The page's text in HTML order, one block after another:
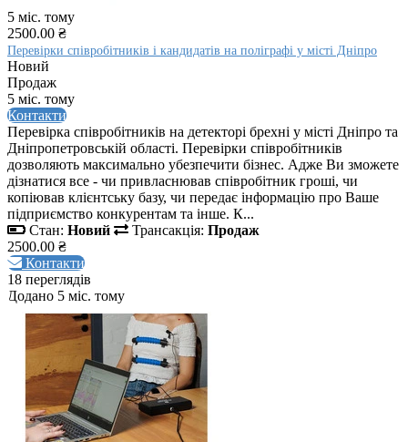
5 міс. тому
2500.00 ₴
Перевірки співробітників і кандидатів на поліграфі у місті Дніпро
Новий
Продаж
5 міс. тому
Контакти
Перевірка співробітників на детекторі брехні у місті Дніпро та
Дніпропетровській області. Перевірки співробітників
дозволяють максимально убезпечити бізнес. Адже Ви зможете
дізнатися все - чи привласнював співробітник гроші, чи
копіював клієнтську базу, чи передає інформацію про Ваше
підприємство конкурентам та інше. К...
Стан: Новий Трансакція: Продаж
2500.00 ₴
Контакти
18 переглядів
Додано 5 міс. тому